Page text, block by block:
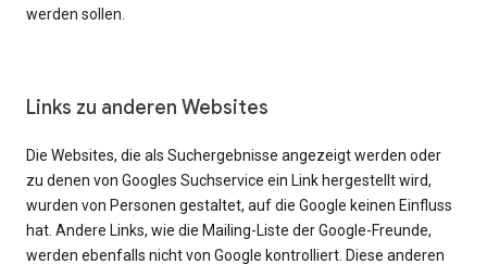
werden sollen.
Links zu anderen Websites
Die Websites, die als Suchergebnisse angezeigt werden oder
zu denen von Googles Suchservice ein Link hergestellt wird,
wurden von Personen gestaltet, auf die Google keinen Einfluss
hat. Andere Links, wie die Mailing-Liste der Google-Freunde,
werden ebenfalls nicht von Google kontrolliert. Diese anderen